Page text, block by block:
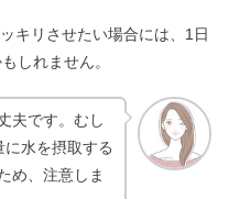
キリさせたい場合には、1日
しれません。
夫です。むし
水を摂取する
め、注意しま